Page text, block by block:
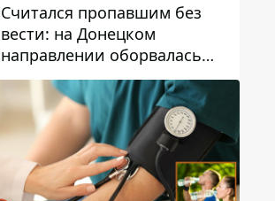
Считался пропавшим без
вести: на Донецком
направлении оборвалась
жизнь Анатолия Ткачука из
Днепропетровской области